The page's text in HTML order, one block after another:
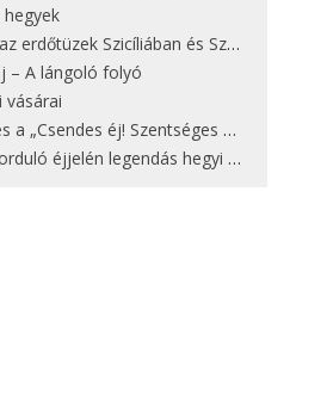
Szicíliában és Szardínián
– A lángoló folyó
vásárai
„Csendes éj! Szentséges éj!”
legendás hegyi tüzek világítják meg Zugspitzét